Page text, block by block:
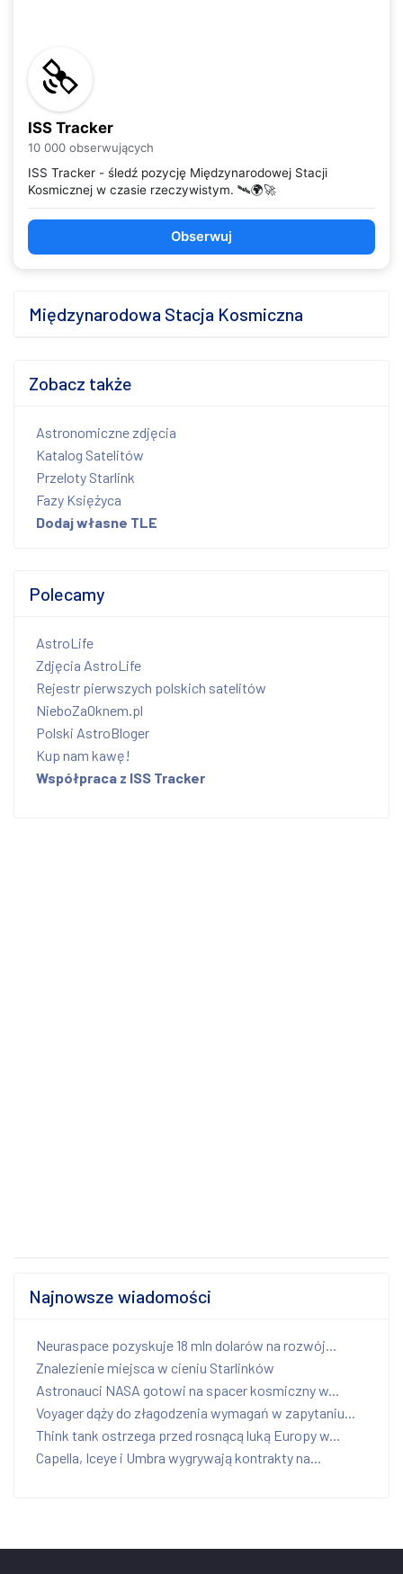
ISS Tracker
10 000 obserwujących
ISS Tracker - śledź pozycję Międzynarodowej Stacji
Kosmicznej w czasie rzeczywistym. 🛰️🌍🚀
Obserwuj
Międzynarodowa Stacja Kosmiczna
Zobacz także
Astronomiczne zdjęcia
Katalog Satelitów
Przeloty Starlink
Fazy Księżyca
Dodaj własne TLE
Polecamy
AstroLife
Zdjęcia AstroLife
Rejestr pierwszych polskich satelitów
NieboZaOknem.pl
Polski AstroBloger
Kup nam kawę!
Współpraca z ISS Tracker
Najnowsze wiadomości
Neuraspace pozyskuje 18 mln dolarów na rozwój...
Znalezienie miejsca w cieniu Starlinków
Astronauci NASA gotowi na spacer kosmiczny w...
Voyager dąży do złagodzenia wymagań w zapytaniu...
Think tank ostrzega przed rosnącą luką Europy w...
Capella, Iceye i Umbra wygrywają kontrakty na...